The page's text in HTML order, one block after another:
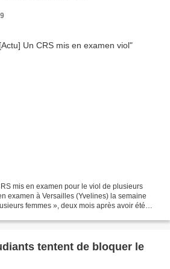
mis en examen pour le viol de plusieurs
examen à Versailles (Yvelines) la semaine
femmes », deux mois après avoir été
tentent de bloquer le